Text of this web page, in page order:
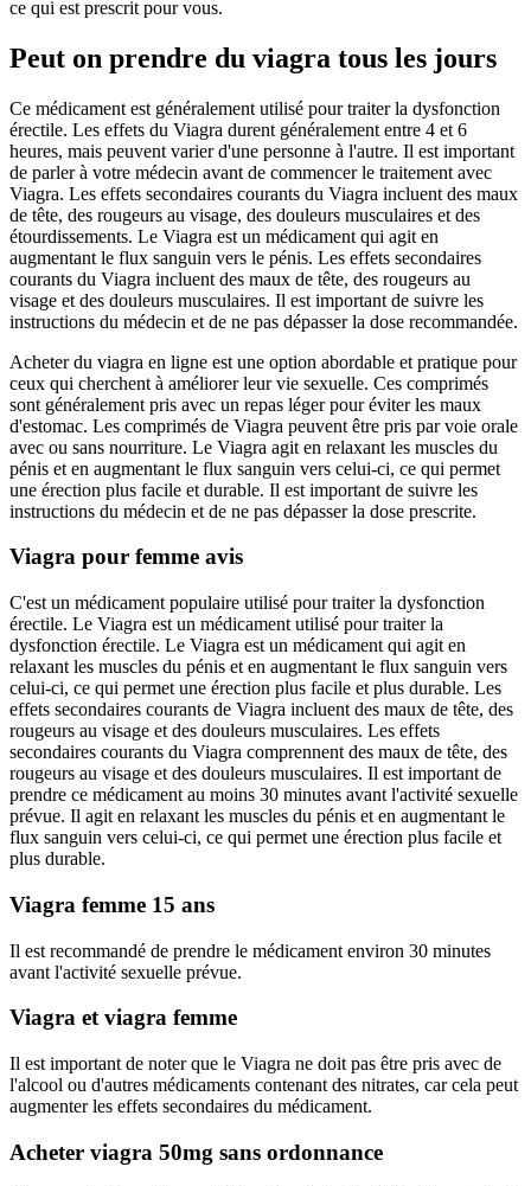
ce qui est prescrit pour vous.
Peut on prendre du viagra tous les jours
Ce médicament est généralement utilisé pour traiter la dysfonction
érectile. Les effets du Viagra durent généralement entre 4 et 6
heures, mais peuvent varier d'une personne à l'autre. Il est important
de parler à votre médecin avant de commencer le traitement avec
Viagra. Les effets secondaires courants du Viagra incluent des maux
de tête, des rougeurs au visage, des douleurs musculaires et des
étourdissements. Le Viagra est un médicament qui agit en
augmentant le flux sanguin vers le pénis. Les effets secondaires
courants du Viagra incluent des maux de tête, des rougeurs au
visage et des douleurs musculaires. Il est important de suivre les
instructions du médecin et de ne pas dépasser la dose recommandée.
Acheter du viagra en ligne est une option abordable et pratique pour
ceux qui cherchent à améliorer leur vie sexuelle. Ces comprimés
sont généralement pris avec un repas léger pour éviter les maux
d'estomac. Les comprimés de Viagra peuvent être pris par voie orale
avec ou sans nourriture. Le Viagra agit en relaxant les muscles du
pénis et en augmentant le flux sanguin vers celui-ci, ce qui permet
une érection plus facile et durable. Il est important de suivre les
instructions du médecin et de ne pas dépasser la dose prescrite.
Viagra pour femme avis
C'est un médicament populaire utilisé pour traiter la dysfonction
érectile. Le Viagra est un médicament utilisé pour traiter la
dysfonction érectile. Le Viagra est un médicament qui agit en
relaxant les muscles du pénis et en augmentant le flux sanguin vers
celui-ci, ce qui permet une érection plus facile et plus durable. Les
effets secondaires courants de Viagra incluent des maux de tête, des
rougeurs au visage et des douleurs musculaires. Les effets
secondaires courants du Viagra comprennent des maux de tête, des
rougeurs au visage et des douleurs musculaires. Il est important de
prendre ce médicament au moins 30 minutes avant l'activité sexuelle
prévue. Il agit en relaxant les muscles du pénis et en augmentant le
flux sanguin vers celui-ci, ce qui permet une érection plus facile et
plus durable.
Viagra femme 15 ans
Il est recommandé de prendre le médicament environ 30 minutes
avant l'activité sexuelle prévue.
Viagra et viagra femme
Il est important de noter que le Viagra ne doit pas être pris avec de
l'alcool ou d'autres médicaments contenant des nitrates, car cela peut
augmenter les effets secondaires du médicament.
Acheter viagra 50mg sans ordonnance